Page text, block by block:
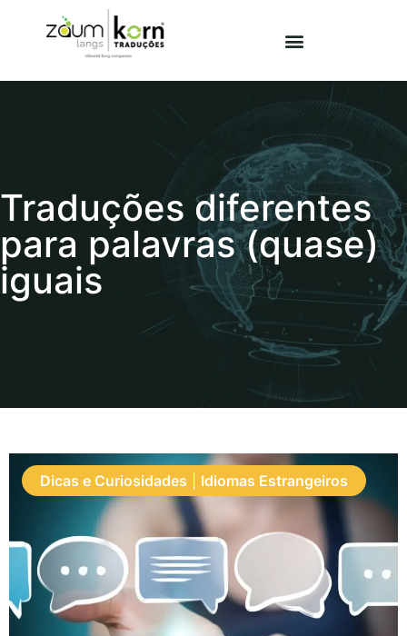
Traduções diferentes
para palavras (quase)
iguais
Dicas e Curiosidades Idiomas Estrangeiros